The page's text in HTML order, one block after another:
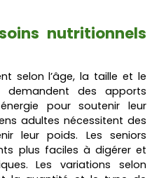
nutritionnels
selon l’âge, la taille et le
demandent des apports
pour soutenir leur
adultes nécessitent des
leur poids. Les seniors
plus faciles à digérer et
Les variations selon